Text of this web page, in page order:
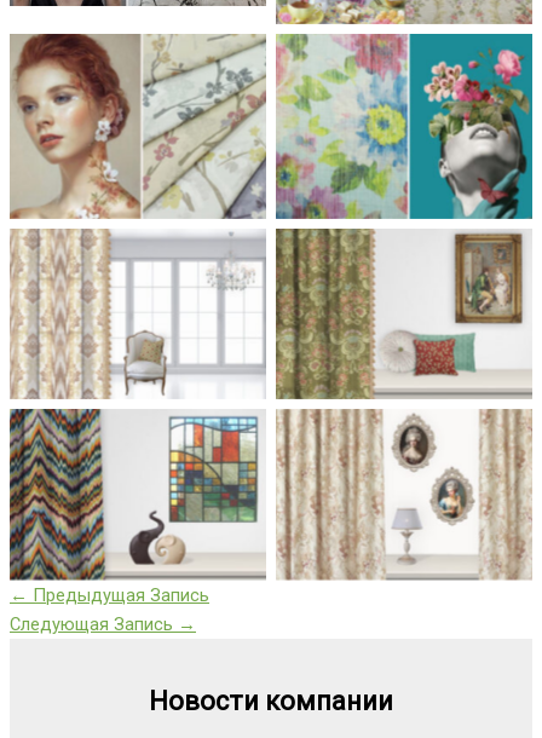
← Предыдущая Запись
Следующая Запись →
Новости компании